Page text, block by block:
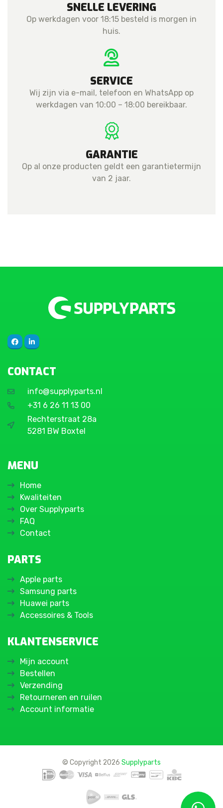
SNELLE LEVERING
Op werkdagen voor 18:15 besteld is morgen in
huis.
SERVICE
Wij zijn via e-mail, telefoon en WhatsApp op
werkdagen van 10:00 – 18:00 bereikbaar.
GARANTIE
Op al onze producten geldt een garantietermijn
van 2 jaar.
CONTACT
info@supplyparts.nl
+31 6 26 11 13 00
Rechterstraat 28a
5281 BW Boxtel
MENU
Home
Kwaliteiten
Over Supplyparts
FAQ
Contact
PARTS
Apple parts
Samsung parts
Huawei parts
Accessoires & Tools
KLANTENSERVICE
Mijn account
Bestellen
Verzending
Retourneren en ruilen
Account informatie
© Copyright 2026 Supplyparts